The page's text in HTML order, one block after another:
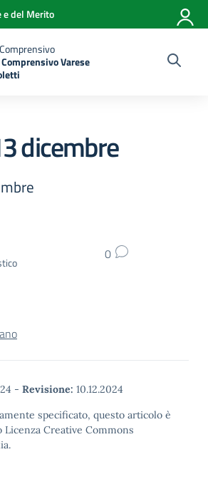
del Merito
Varese
dicembre
0
- Revisione: 10.12.2024
specificato, questo articolo è
Creative Commons